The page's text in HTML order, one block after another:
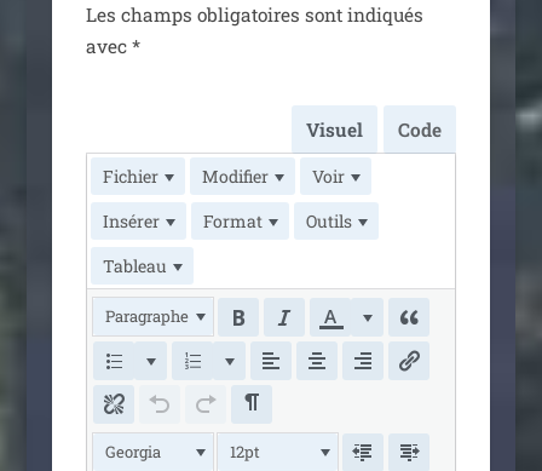
Les champs obli­ga­toires sont indi­qués
avec *
Visuel Code
Fichier Modifier
Voir
Insérer
Format
Outils
Tableau
Paragraphe
Georgia 12pt